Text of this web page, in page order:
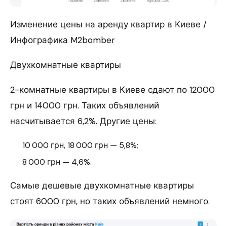
Изменение цены на аренду квартир в Киеве /
Инфографика M2bomber
Двухкомнатные квартиры
2-комнатные квартиры в Киеве сдают по 12000
грн и 14000 грн. Таких объявлений
насчитывается 6,2%. Другие цены:
10 000 грн, 18 000 грн — 5,8%;
8 000 грн — 4,6%.
Самые дешевые двухкомнатные квартиры
стоят 6000 грн, но таких объявлений немного.